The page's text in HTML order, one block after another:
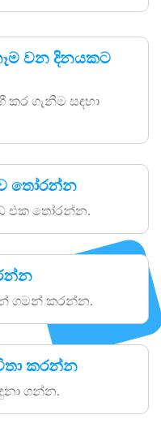
වන දිනයකට
කර ගැනීම සඳහා
තෝරන්න
එක තෝරන්න.
ගමන් කරන්න.
කරන්න
ගන්න.